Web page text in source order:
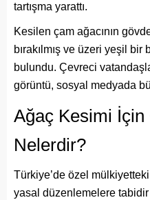
tartışma yarattı.
Kesilen çam ağacının
bırakılmış ve üzeri yeşil
bulundu. Çevreci
görüntü, sosyal medyada
Ağaç Kesimi
Nelerdir?
Türkiye’de özel
yasal düzenlemelere